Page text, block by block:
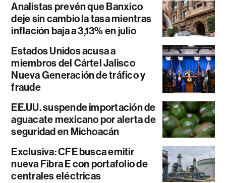
Analistas prevén que Banxico
deje sin cambio la tasa mientras
inflación baja a 3,13% en julio
Estados Unidos acusa a
miembros del Cártel Jalisco
Nueva Generación de tráfico y
fraude
EE.UU. suspende importación de
aguacate mexicano por alerta de
seguridad en Michoacán
Exclusiva: CFE busca emitir
nueva Fibra E con portafolio de
centrales eléctricas